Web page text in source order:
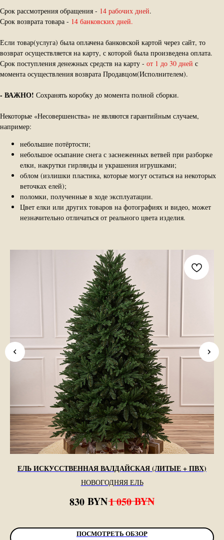
Срок рассмотрения обращения - 14 рабочих дней.
Срок возврата товара - 14 банковских дней.
Если товар(услуга) была оплачена банковской картой через сайт, то
возврат осуществляется на карту, с которой была произведена оплата.
Срок поступления денежных средств на карту - от 1 до 30 дней с
момента осуществления возврата Продавцом(Исполнителем).
- ВАЖНО! Сохранять коробку до момента полной сборки.
Некоторые «Несовершенства» не являются гарантийным случаем,
например:
небольшие потёртости;
небольшое осыпание снега с заснеженных ветвей при разборке
елки, накрутки гирлянды и украшения игрушками;
облом (излишки пластика, которые могут остаться на некоторых
веточках елей);
поломки, полученные в ходе эксплуатации.
Цвет елки или других товаров на фотографиях и видео, может
незначительно отличаться от реального цвета изделия.
ЕЛЬ ИСКУССТВЕННАЯ ВАЛДАЙСКАЯ (ЛИТЫЕ + ПВХ)
НОВОГОДНЯЯ ЕЛЬ
830 BYN1 050 BYN
ПОСМОТРЕТЬ ОБЗОР